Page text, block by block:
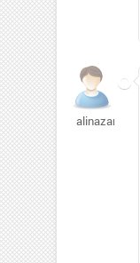
alinazar